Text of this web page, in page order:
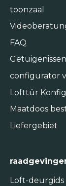
toonzaal
FAQ
configurator
Lofttür
Maatdoos
Liefergebiet
Loft-deurgids